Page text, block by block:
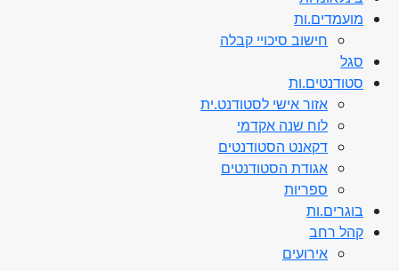
מועמדים.ות
חישוב סיכויי קבלה
סגל
סטודנטים.ות
אזור אישי לסטודנט.ית
לוח שנה אקדמי
דקאנט הסטודנטים
אגודת הסטודנטים
ספריות
בוגרים.ות
קהל רחב
אירועים